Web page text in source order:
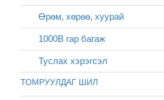
Өрөм, хөрөө, хуурай
1000В гар багаж
Туслах хэрэгсэл
ТОМРУУЛДАГ ШИЛ